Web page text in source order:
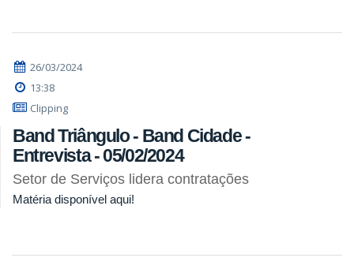
26/03/2024
13:38
Clipping
Band Triângulo - Band Cidade -
Entrevista - 05/02/2024
Setor de Serviços lidera contratações
Matéria disponível aqui!